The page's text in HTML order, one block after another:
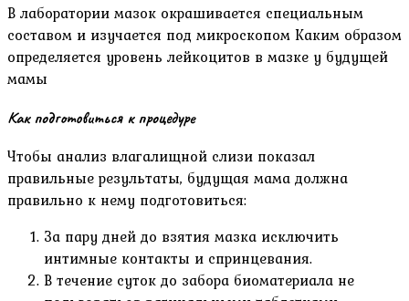
В лаборатории мазок окрашивается специальным
составом и изучается под микроскопом Каким образом
определяется уровень лейкоцитов в мазке у будущей
мамы
Как подготовиться к процедуре
Чтобы анализ влагалищной слизи показал
правильные результаты, будущая мама должна
правильно к нему подготовиться:
За пару дней до взятия мазка исключить
интимные контакты и спринцевания.
В течение суток до забора биоматериала не